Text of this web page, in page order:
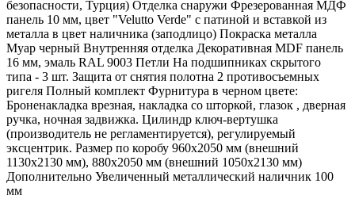
безопасности, Турция) Отделка снаружи Фрезерованная МДФ
панель 10 мм, цвет "Velutto Verde" с патиной и вставкой из
металла в цвет наличника (заподлицо) Покраска металла
Муар черный Внутренняя отделка Декоративная MDF панель
16 мм, эмаль RAL 9003 Петли На подшипниках скрытого
типа - 3 шт. Защита от снятия полотна 2 противосъемных
ригеля Полный комплект Фурнитура в черном цвете:
Броненакладка врезная, накладка со шторкой, глазок , дверная
ручка, ночная задвижка. Цилиндр ключ-вертушка
(производитель не регламентируется), регулируемый
эксцентрик. Размер по коробу 960х2050 мм (внешний
1130х2130 мм), 880х2050 мм (внешний 1050х2130 мм)
Дополнительно Увеличенный металлический наличник 100
мм